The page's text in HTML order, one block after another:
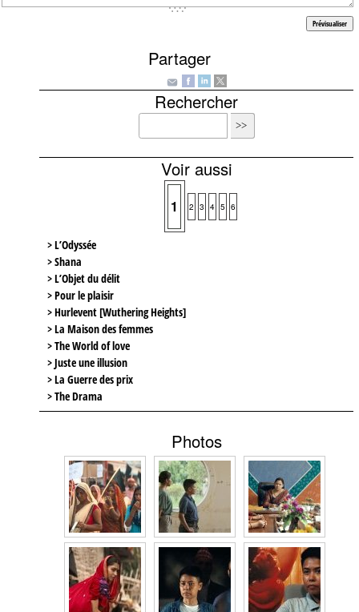
Partager
Rechercher
Voir aussi
1 2 3 4 5 6
> L’Odyssée
> Shana
> L’Objet du délit
> Pour le plaisir
> Hurlevent [Wuthering Heights]
> La Maison des femmes
> The World of love
> Juste une illusion
> La Guerre des prix
> The Drama
Photos